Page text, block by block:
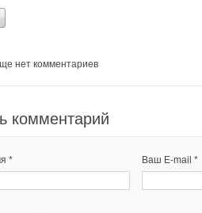
нет комментариев
комментарий
* Ваш E-mail *